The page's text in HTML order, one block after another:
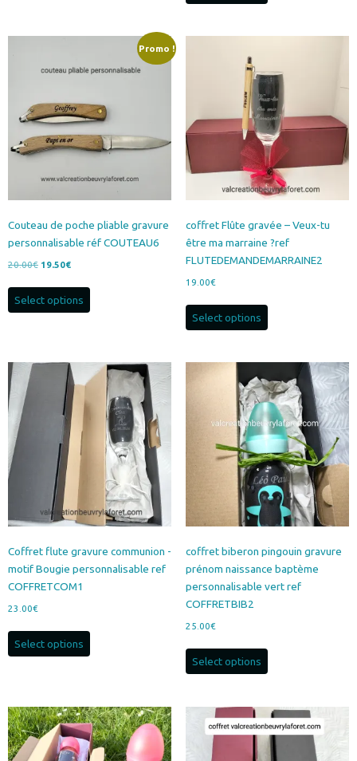
Promo !
Couteau de poche pliable gravure
personnalisable réf COUTEAU6
20.00€ Le
était :
19.50€Le
Select options
coffret Flûte gravée – Veux-tu
être ma marraine ?ref
FLUTEDEMANDEMARRAINE2
19.00€
Select options
Coffret flute gravure communion -
motif Bougie personnalisable ref
COFFRETCOM1
23.00€
Select options
coffret biberon pingouin gravure
prénom naissance baptème
personnalisable vert ref
COFFRETBIB2
25.00€
Select options